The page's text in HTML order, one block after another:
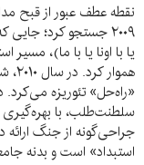
نقطه عطف عبور از قبح
۲۰۰۹ جستجو کرد؛
یا با اونا یا با ما)،
«راه‌حل» تئوریزه می‌کرد.
سلطنت‌طلب، با بهره‌گیری
جراحی‌گونه از جنگ ارائه
استبداد» است و بدنه